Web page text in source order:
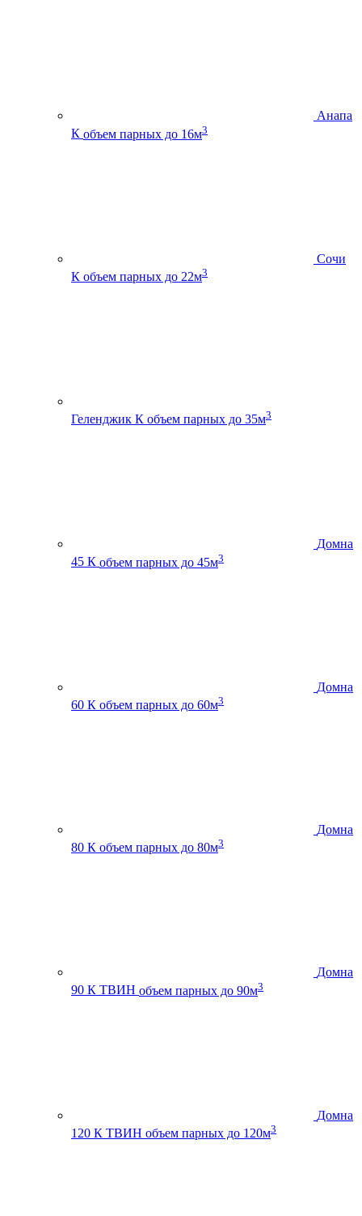
Анапа
К объем парных до 16м3
Сочи
К объем парных до 22м3
Геленджик К объем парных до 35м3
Домна
45 К объем парных до 45м3
Домна
60 К объем парных до 60м3
Домна
80 К объем парных до 80м3
Домна
90 К ТВИН объем парных до 90м3
Домна
120 К ТВИН объем парных до 120м3